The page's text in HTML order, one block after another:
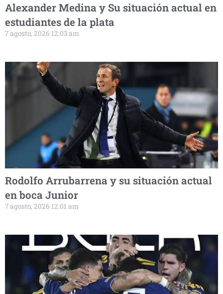
Alexander Medina y Su situación actual en
estudiantes de la plata
7 agosto, 2026 12:03 am
Rodolfo Arrubarrena y su situación actual
en boca Junior
7 agosto, 2026 12:01 am